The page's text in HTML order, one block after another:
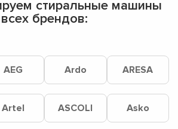
стиральные машины
всех брендов:
AEG Ardo ARESA
Artel ASCOLI Asko